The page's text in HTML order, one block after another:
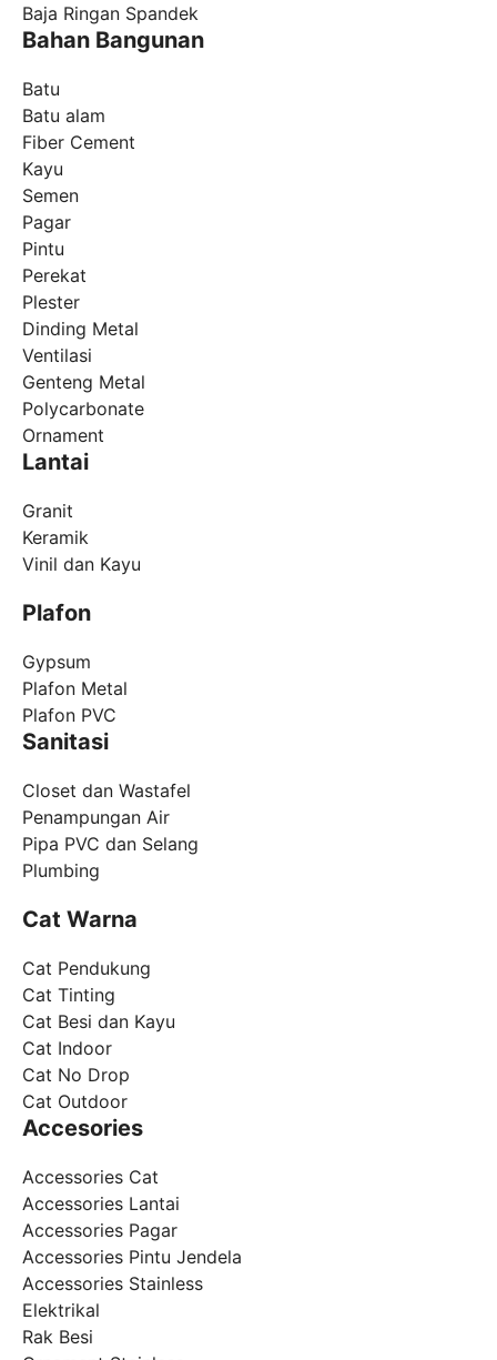
Baja Ringan Spandek
Bahan Bangunan
Batu
Batu alam
Fiber Cement
Kayu
Semen
Pagar
Pintu
Perekat
Plester
Dinding Metal
Ventilasi
Genteng Metal
Polycarbonate
Ornament
Lantai
Granit
Keramik
Vinil dan Kayu
Plafon
Gypsum
Plafon Metal
Plafon PVC
Sanitasi
Closet dan Wastafel
Penampungan Air
Pipa PVC dan Selang
Plumbing
Cat Warna
Cat Pendukung
Cat Tinting
Cat Besi dan Kayu
Cat Indoor
Cat No Drop
Cat Outdoor
Accesories
Accessories Cat
Accessories Lantai
Accessories Pagar
Accessories Pintu Jendela
Accessories Stainless
Elektrikal
Rak Besi